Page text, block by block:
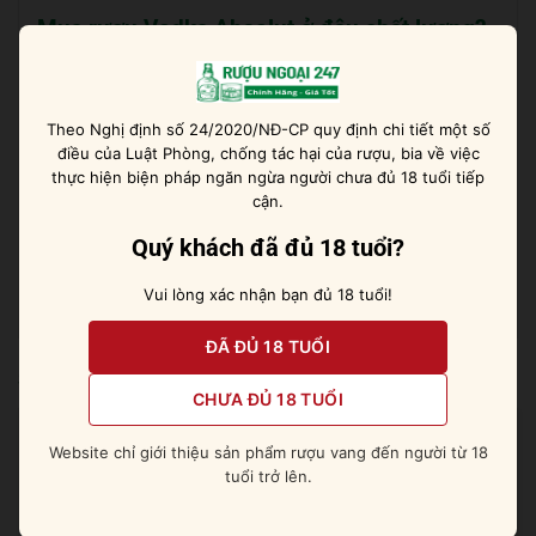
Mua rượu Vodka Absolut ở đâu chất lượng?
Quý khách đang tìm kiếm địa chỉ phân phối rượu
Vodka Absolut uy tín, đừng bỏ lỡ Ruoungoai247. Với
nhiều năm kinh nghiệm, dịch vụ tận tâm cùng chất
lượng rượu chính hãng, Ruoungoai247 đã nhận được
sự yêu thích của đông đảo khách hàng tại Việt Nam.
cập ruoungoai247.com để được báo giá ưu đãi nhất
Sản phẩm tương tự
Theo Nghị định số 24/2020/NĐ-CP quy định chi tiết một số
điều của Luật Phòng, chống tác hại của rượu, bia về việc
thực hiện biện pháp ngăn ngừa người chưa đủ 18 tuổi tiếp
cận.
Quý khách đã đủ 18 tuổi?
Vui lòng xác nhận bạn đủ 18 tuổi!
ĐÃ ĐỦ 18 TUỔI
CHƯA ĐỦ 18 TUỔI
Website chỉ giới thiệu sản phẩm rượu vang đến người từ 18
tuổi trở lên.